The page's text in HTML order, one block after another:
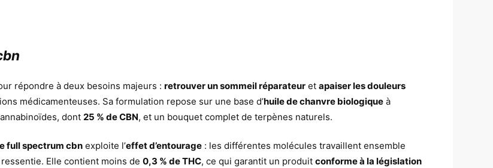
répondre à deux besoins majeurs :retrouver un sommeil réparateur etapaiser les douleurs
médicamenteuses. Sa formulation repose sur une base d’huile de chanvre biologique à
dont25 % de CBN, et un bouquet complet de terpènes naturels.
full spectrum cbn exploite l’effet d’entourage : les différentes molécules travaillent ensemble
Elle contient moins de0,3 % de THC, ce qui garantit un produitconforme à la législation